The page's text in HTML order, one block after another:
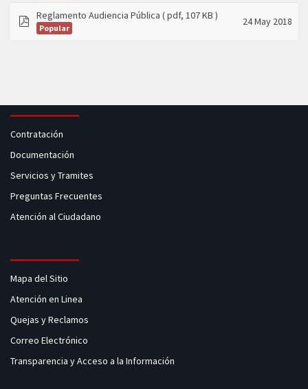
pdf
Reglamento Audiencia Pública ( pdf, 107 KB )
Popular
24 May 2018
Contratación
Documentación
Servicios y Tramites
Preguntas Frecuentes
Atención al Ciudadano
Mapa del Sitio
Atención en Linea
Quejas y Reclamos
Correo Electrónico
Transparencia y Acceso a la Información